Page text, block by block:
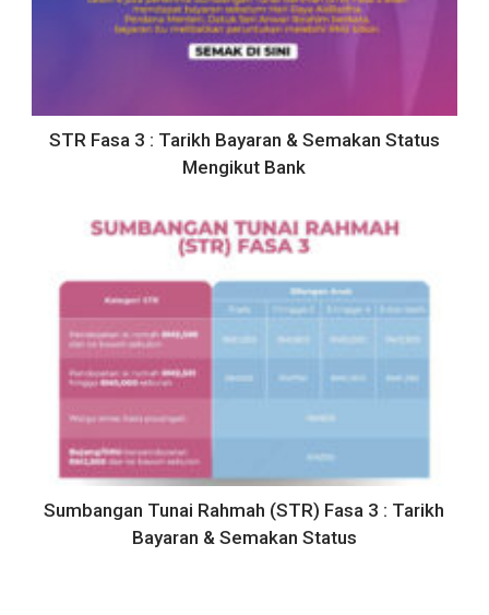
STR Fasa 3 : Tarikh Bayaran & Semakan Status
Mengikut Bank
Sumbangan Tunai Rahmah (STR) Fasa 3 : Tarikh
Bayaran & Semakan Status